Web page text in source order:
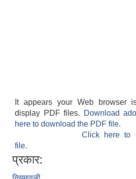
It appears your Web browser
display PDF files.
Download
here to download the PDF file.
Click here to
file.
प्रकार: